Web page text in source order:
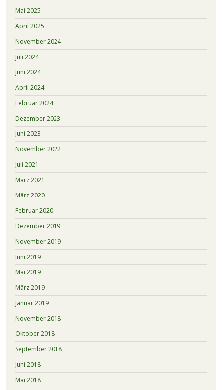
Mai 2025
April 2025
November 2024
Juli 2024
Juni 2024
April 2024
Februar 2024
Dezember 2023
Juni 2023
November 2022
Juli 2021
März 2021
März 2020
Februar 2020
Dezember 2019
November 2019
Juni 2019
Mai 2019
März 2019
Januar 2019
November 2018
Oktober 2018
September 2018
Juni 2018
Mai 2018